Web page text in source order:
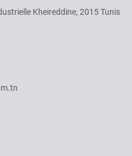
Kheireddine, 2015 Tunis